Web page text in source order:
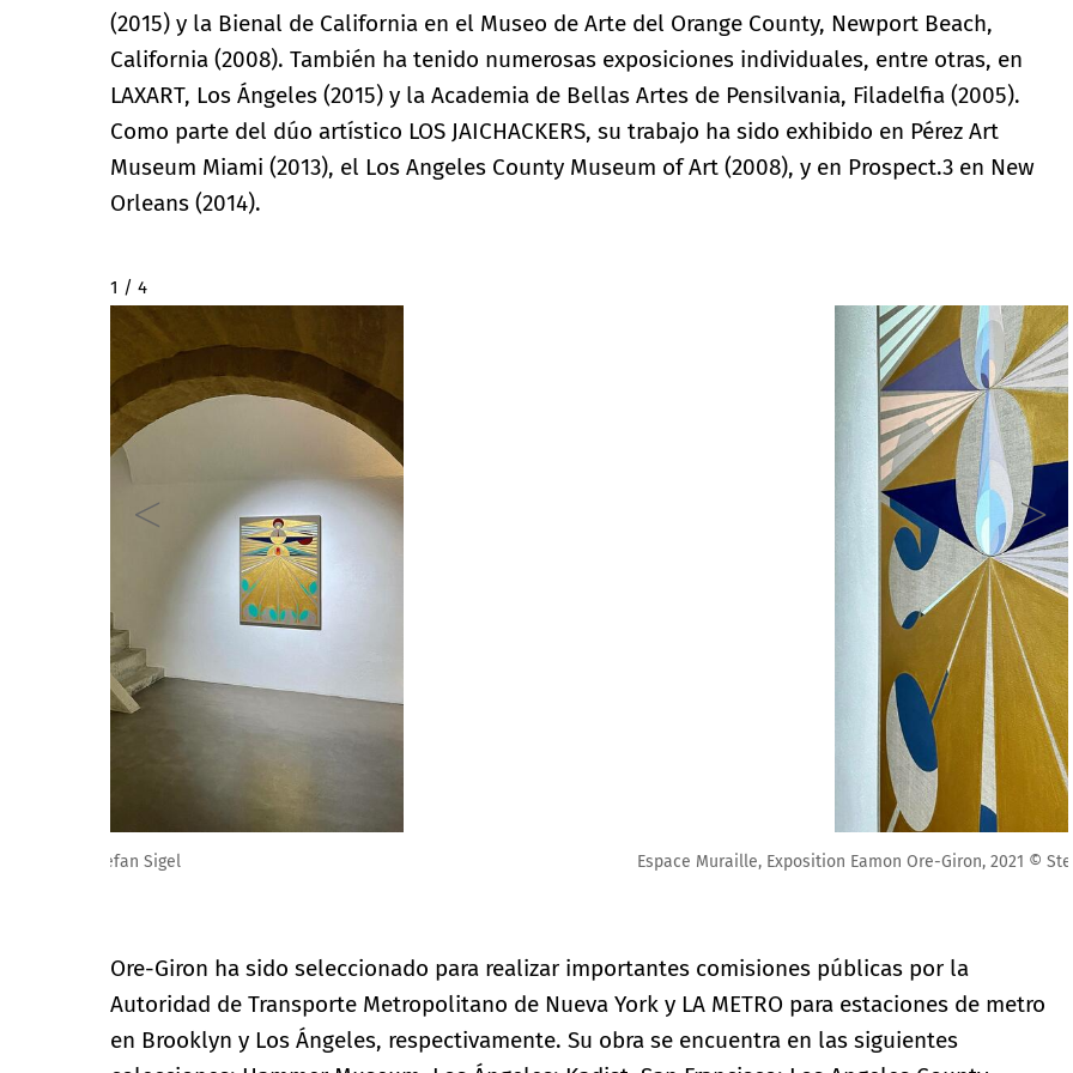
(2015) y la Bienal de California en el Museo de Arte del Orange County, Newport Beach,
California (2008). También ha tenido numerosas exposiciones individuales, entre otras, en
LAXART, Los Ángeles (2015) y la Academia de Bellas Artes de Pensilvania, Filadelfia (2005).
Como parte del dúo artístico LOS JAICHACKERS, su trabajo ha sido exhibido en Pérez Art
Museum Miami (2013), el Los Angeles County Museum of Art (2008), y en Prospect.3 en New
Orleans (2014).
2 / 4
Espace Muraille, Exposition Eamon Ore-Giron, 2021 © Stefan Sigel
Ore-Giron ha sido seleccionado para realizar importantes comisiones públicas por la
Autoridad de Transporte Metropolitano de Nueva York y LA METRO para estaciones de metro
en Brooklyn y Los Ángeles, respectivamente. Su obra se encuentra en las siguientes